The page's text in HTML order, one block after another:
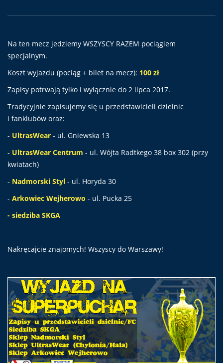
Na ten mecz jedziemy WSZYSCY RAZEM pociągiem
specjalnym.
Koszt wyjazdu (pociąg + bilet na mecz): 100 zł
Zapisy potrwają tylko i wyłącznie do 2 lipca 2017.
Tradycyjnie zapisujemy się u przedstawicieli dzielnic
i fanklubów oraz:
- UltrasWear - ul. Gniewska 13
- UltrasWear Centrum - ul. Wójta Radtkego 38 box 302 (przy
kwiatach)
- Nadmorski Styl - ul. Horyda 30
- Arkowiec Wejherowo - ul. Pucka 25
- siedziba SKGA
Nakręcajcie znajomych! Wszyscy do Warszawy!